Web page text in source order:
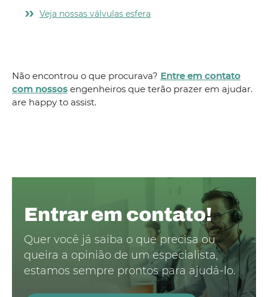
Veja nossas válvulas esfera
Não encontrou o que procurava? Entre em contato
com nossos engenheiros que terão prazer em ajudar.
are happy to assist.
Entrar em contato!
Quer você já saiba o que precisa ou
queira a opinião de um especialista,
estamos sempre prontos para ajudá-lo.